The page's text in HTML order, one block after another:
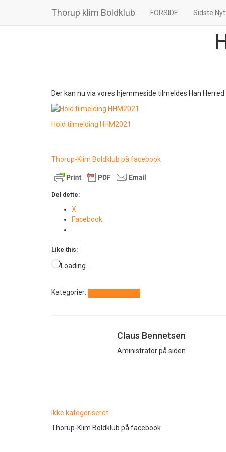
Thorup klim Boldklub FORSIDE Sidste Nyt
Der kan nu via vores hjemmeside tilmeldes Han
Hold tilmelding HHM2021
Thorup-Klim Boldklub på facebook
Del dette:
X
Facebook
Like this:
Loading…
Kategorier:
Claus Bennetsen
Aministrator på siden
Ikke kategoriseret
Thorup-Klim Boldklub på facebook